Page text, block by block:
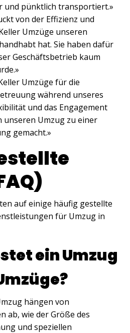
und pünktlich transportiert.»
von der Effizienz und
Umzüge unseren
hat. Sie haben dafür
Geschäftsbetrieb kaum
Umzüge für die
während unseres
und das Engagement
unseren Umzug zu einer
gemacht.»
auf einige häufig gestellte
für Umzug in
ein Umzug
hängen von
ab, wie der Größe des
und speziellen